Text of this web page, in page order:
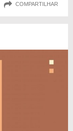
COMPARTILHAR